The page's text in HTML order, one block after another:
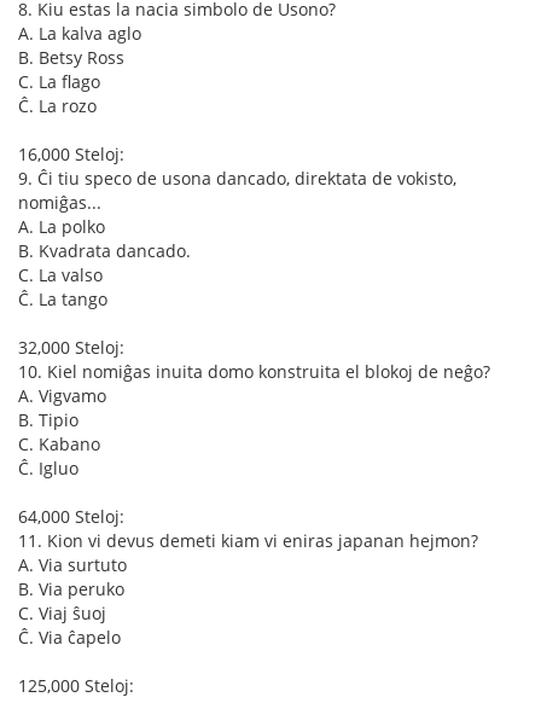
8. Kiu estas la nacia simbolo de Usono?
A. La kalva aglo
B. Betsy Ross
C. La flago
Ĉ. La rozo
16,000 Steloj:
9. Ĉi tiu speco de usona dancado, direktata de vokisto,
nomiĝas...
A. La polko
B. Kvadrata dancado.
C. La valso
Ĉ. La tango
32,000 Steloj:
10. Kiel nomiĝas inuita domo konstruita el blokoj de neĝo?
A. Vigvamo
B. Tipio
C. Kabano
Ĉ. Igluo
64,000 Steloj:
11. Kion vi devus demeti kiam vi eniras japanan hejmon?
A. Via surtuto
B. Via peruko
C. Viaj ŝuoj
Ĉ. Via ĉapelo
125,000 Steloj: